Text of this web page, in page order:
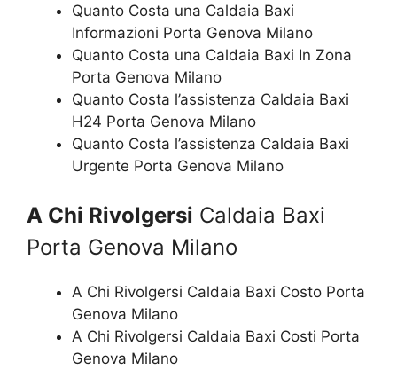
Quanto Costa una Caldaia Baxi
Informazioni Porta Genova Milano
Quanto Costa una Caldaia Baxi In Zona
Porta Genova Milano
Quanto Costa l’assistenza Caldaia Baxi
H24 Porta Genova Milano
Quanto Costa l’assistenza Caldaia Baxi
Urgente Porta Genova Milano
A Chi Rivolgersi Caldaia Baxi
Porta Genova Milano
A Chi Rivolgersi Caldaia Baxi Costo Porta
Genova Milano
A Chi Rivolgersi Caldaia Baxi Costi Porta
Genova Milano